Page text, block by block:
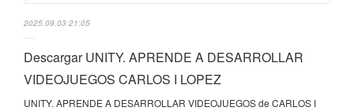
2025.09.03 21:05
Descargar UNITY. APRENDE A DESARROLLAR
VIDEOJUEGOS CARLOS I LOPEZ
UNITY. APRENDE A DESARROLLAR VIDEOJUEGOS de CARLOS I